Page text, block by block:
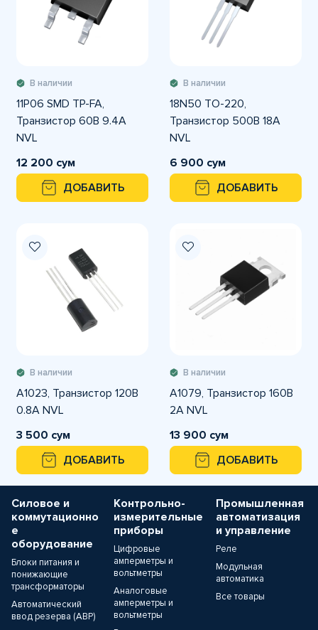
В наличии
11P06 SMD TP-FA,
Транзистор 60В 9.4А
NVL
12 200 сум
ДОБАВИТЬ
В наличии
18N50 TO-220,
Транзистор 500В 18А
NVL
6 900 сум
ДОБАВИТЬ
В наличии
A1023, Транзистор 120В
0.8А NVL
3 500 сум
ДОБАВИТЬ
В наличии
A1079, Транзистор 160В
2А NVL
13 900 сум
ДОБАВИТЬ
Силовое и
коммутационно
е
оборудование
Блоки питания и
понижающие
трансформаторы
Автоматический
ввод резерва (АВР)
Контрольно-
измерительные
приборы
Цифровые
амперметры и
вольтметры
Аналоговые
амперметры и
вольтметры
Промышленная
автоматизация
и управление
Реле
Модульная
автоматика
Все товары